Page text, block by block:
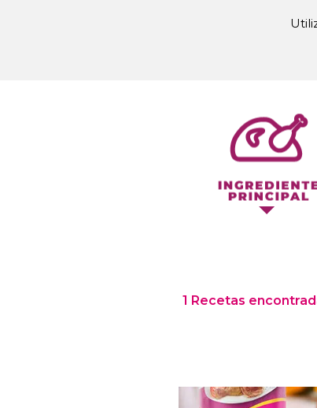
1 Recetas